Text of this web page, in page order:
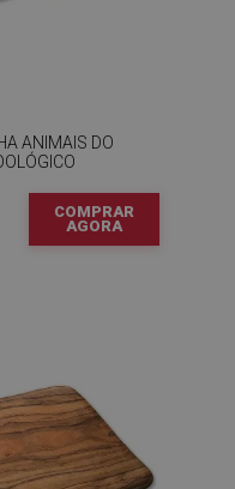
ANIMAIS DO
COMPRAR
AGORA